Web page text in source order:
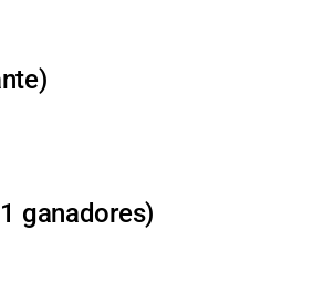
ganadores)